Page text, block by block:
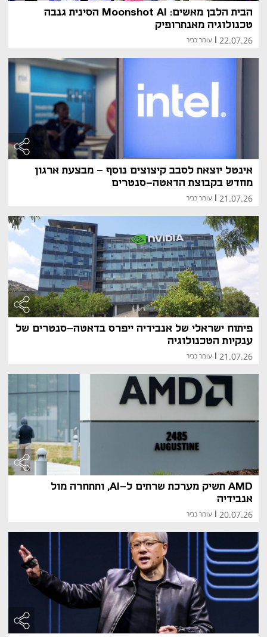
הבית הלבן מאשים: Moonshot AI הסינית גנבה
טכנולוגיה מאנתרופיק
22.07.26
| עומר כביר
אינטל יוצאת לסבב קיצוצים נוסף - מבצעת ארגון
מחדש בקבוצת הדאטה-סנטרים
21.07.26
| עומר כביר
פיתוח ישראלי של אנבידיה ייפרס בדאטה-סנטרים של
ענקיות הטכנולוגיה
21.07.26
| עומר כביר
AMD תשיק מערכת שרתים ל-AI, ותתחרה מול
אנבידיה
20.07.26
| עומר כביר